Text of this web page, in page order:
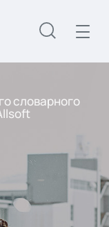
словарного